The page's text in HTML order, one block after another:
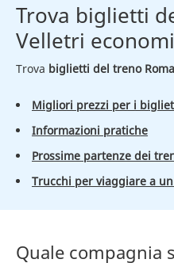
Trova biglietti
Velletri
Trova biglietti del treno
Migliori prezzi per i
Informazioni pratiche
Prossime partenze dei
Trucchi per viaggiare a
Quale compagnia